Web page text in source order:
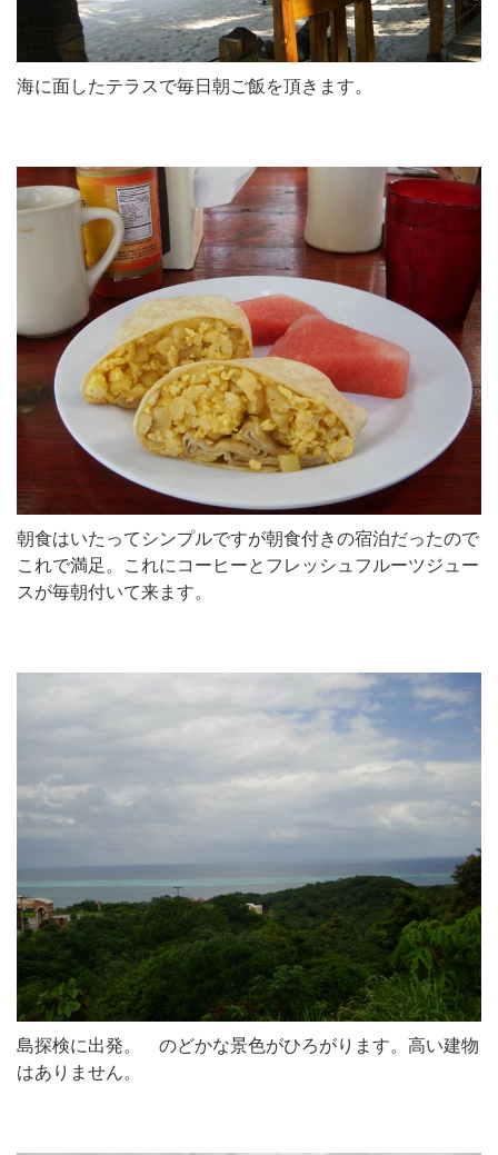
海に面したテラスで毎日朝ご飯を頂きます。
朝食はいたってシンプルですが朝食付きの宿泊だったので
これで満足。これにコーヒーとフレッシュフルーツジュー
スが毎朝付いて来ます。
島探検に出発。 のどかな景色がひろがります。高い建物
はありません。